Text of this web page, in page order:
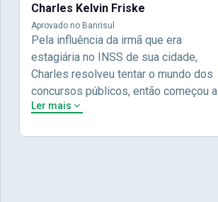
Charles Kelvin Friske
Aprovado no Banrisul
Pela influência da irmã que era
estagiária no INSS de sua cidade,
Charles resolveu tentar o mundo dos
concursos públicos, então começou a
estudar com contéudo gratuito que a
Ler mais